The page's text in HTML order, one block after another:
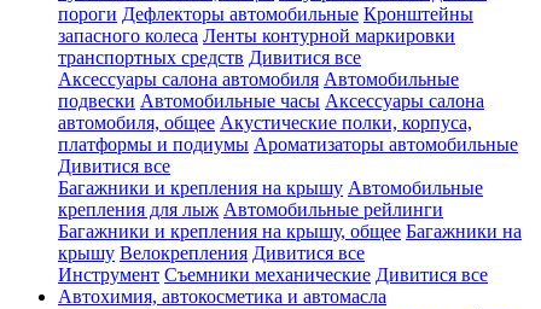
пороги Дефлекторы автомобильные Кронштейны
запасного колеса Ленты контурной маркировки
транспортных средств Дивитися все
Аксессуары салона автомобиля Автомобильные
подвески Автомобильные часы Аксессуары салона
автомобиля, общее Акустические полки, корпуса,
платформы и подиумы Ароматизаторы автомобильные
Дивитися все
Багажники и крепления на крышу Автомобильные
крепления для лыж Автомобильные рейлинги
Багажники и крепления на крышу, общее Багажники на
крышу Велокрепления Дивитися все
Инструмент Съемники механические Дивитися все
Автохимия, автокосметика и автомасла